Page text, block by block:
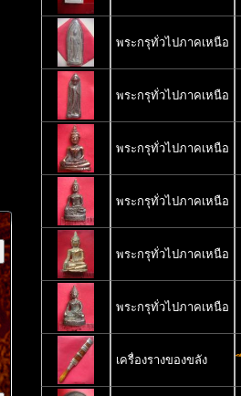
พระกรุทั่วไปภาคเหนือ
พระกรุทั่วไปภาคเหนือ
พระกรุทั่วไปภาคเหนือ
พระกรุทั่วไปภาคเหนือ
พระกรุทั่วไปภาคเหนือ
พระกรุทั่วไปภาคเหนือ
เครื่องรางของขลัง